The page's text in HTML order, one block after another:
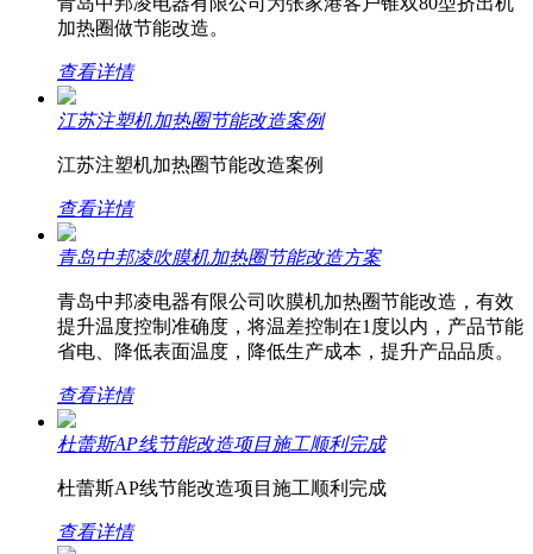
加热圈做节能改造。
查看详情
江苏注塑机加热圈节能改造案例
江苏注塑机加热圈节能改造案例
查看详情
青岛中邦凌吹膜机加热圈节能改造方案
青岛中邦凌电器有限公司吹膜机加热圈节能改造，有效
提升温度控制准确度，将温差控制在1度以内，产品节能
省电、降低表面温度，降低生产成本，提升产品品质。
查看详情
杜蕾斯AP线节能改造项目施工顺利完成
杜蕾斯AP线节能改造项目施工顺利完成
查看详情